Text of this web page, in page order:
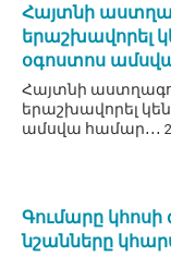
Հայտնի
երաշխավորել
օգոստոս
Հայտնի
երաշխավորել
ամսվա համար․․․
Գումարը
նշանները